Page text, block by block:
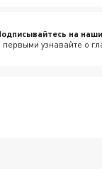
на
первыми узнавайте о